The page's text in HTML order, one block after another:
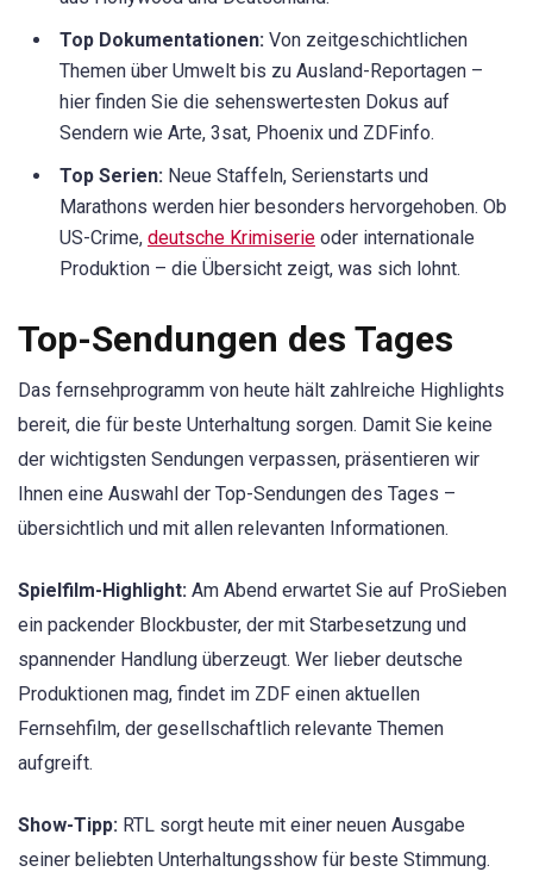
Top Dokumentationen: Von zeitgeschichtlichen
Themen über Umwelt bis zu Ausland-Reportagen –
hier finden Sie die sehenswertesten Dokus auf
Sendern wie Arte, 3sat, Phoenix und ZDFinfo.
Top Serien: Neue Staffeln, Serienstarts und
Marathons werden hier besonders hervorgehoben. Ob
US-Crime, deutsche Krimiserie oder internationale
Produktion – die Übersicht zeigt, was sich lohnt.
Top-Sendungen des Tages
Das fernsehprogramm von heute hält zahlreiche Highlights
bereit, die für beste Unterhaltung sorgen. Damit Sie keine
der wichtigsten Sendungen verpassen, präsentieren wir
Ihnen eine Auswahl der Top-Sendungen des Tages –
übersichtlich und mit allen relevanten Informationen.
Spielfilm-Highlight: Am Abend erwartet Sie auf ProSieben
ein packender Blockbuster, der mit Starbesetzung und
spannender Handlung überzeugt. Wer lieber deutsche
Produktionen mag, findet im ZDF einen aktuellen
Fernsehfilm, der gesellschaftlich relevante Themen
aufgreift.
Show-Tipp: RTL sorgt heute mit einer neuen Ausgabe
seiner beliebten Unterhaltungsshow für beste Stimmung.